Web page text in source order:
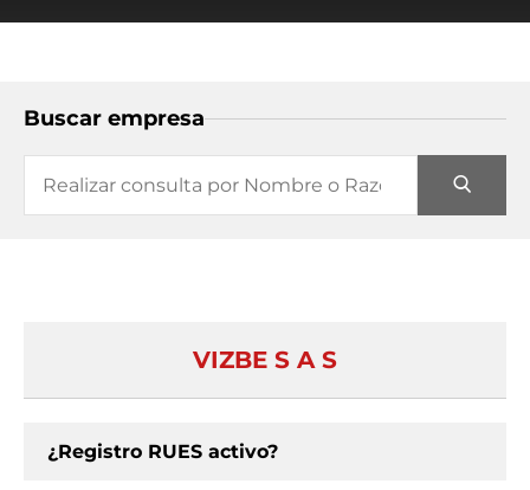
Buscar empresa
VIZBE S A S
¿Registro RUES activo?